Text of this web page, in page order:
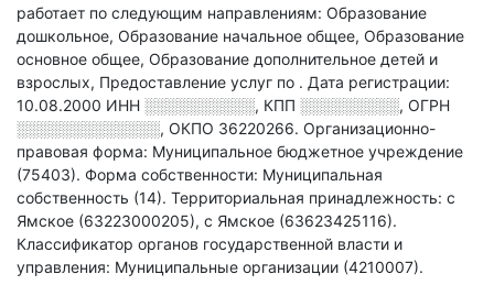
работает по следующим направлениям: Образование
дошкольное, Образование начальное общее, Образование
основное общее, Образование дополнительное детей и
взрослых, Предоставление услуг по . Дата регистрации:
10.08.2000 ИНН ░░░░░░░░░░, КПП ░░░░░░░░░, ОГРН
░░░░░░░░░░░░░, ОКПО 36220266. Организационно-
правовая форма: Муниципальное бюджетное учреждение
(75403). Форма собственности: Муниципальная
собственность (14). Территориальная принадлежность: с
Ямское (63223000205), с Ямское (63623425116).
Классификатор органов государственной власти и
управления: Муниципальные организации (4210007).